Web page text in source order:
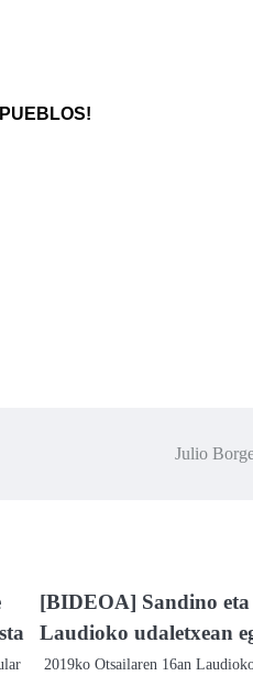
Julio
[BIDEOA] Sandino
Laudioko udaletxean
2019ko Otsailaren 16an